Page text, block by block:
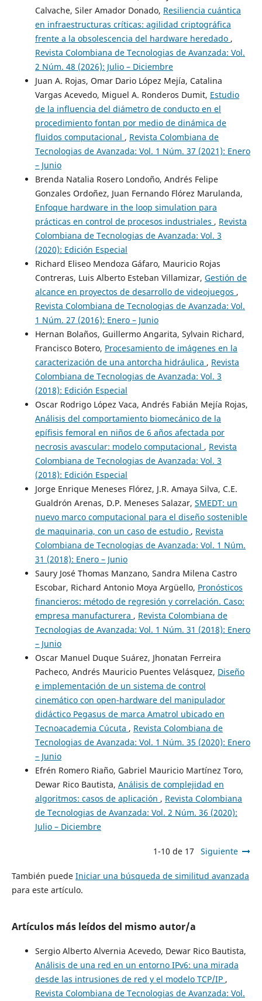
Calvache, Siler Amador Donado, Resiliencia cuántica
en infraestructuras críticas: agilidad criptográfica
frente a la obsolescencia del hardware heredado ,
Revista Colombiana de Tecnologias de Avanzada: Vol.
2 Núm. 48 (2026): Julio – Diciembre
Juan A. Rojas, Omar Dario López Mejía, Catalina
Vargas Acevedo, Miguel A. Ronderos Dumit, Estudio
de la influencia del diámetro de conducto en el
procedimiento fontan por medio de dinámica de
fluidos computacional , Revista Colombiana de
Tecnologias de Avanzada: Vol. 1 Núm. 37 (2021): Enero
– Junio
Brenda Natalia Rosero Londoño, Andrés Felipe
Gonzales Ordoñez, Juan Fernando Flórez Marulanda,
Enfoque hardware in the loop simulation para
prácticas en control de procesos industriales , Revista
Colombiana de Tecnologias de Avanzada: Vol. 3
(2020): Edición Especial
Richard Eliseo Mendoza Gáfaro, Mauricio Rojas
Contreras, Luis Alberto Esteban Villamizar, Gestión de
alcance en proyectos de desarrollo de videojuegos ,
Revista Colombiana de Tecnologias de Avanzada: Vol.
1 Núm. 27 (2016): Enero – Junio
Hernan Bolaños, Guillermo Angarita, Sylvain Richard,
Francisco Botero, Procesamiento de imágenes en la
caracterización de una antorcha hidráulica , Revista
Colombiana de Tecnologias de Avanzada: Vol. 3
(2018): Edición Especial
Oscar Rodrigo López Vaca, Andrés Fabián Mejía Rojas,
Análisis del comportamiento biomecánico de la
epífisis femoral en niños de 6 años afectada por
necrosis avascular: modelo computacional , Revista
Colombiana de Tecnologias de Avanzada: Vol. 3
(2018): Edición Especial
Jorge Enrique Meneses Flórez, J.R. Amaya Silva, C.E.
Gualdrón Arenas, D.P. Meneses Salazar, SMEDT: un
nuevo marco computacional para el diseño sostenible
de maquinaria, con un caso de estudio , Revista
Colombiana de Tecnologias de Avanzada: Vol. 1 Núm.
31 (2018): Enero – Junio
Saury José Thomas Manzano, Sandra Milena Castro
Escobar, Richard Antonio Moya Argüello, Pronósticos
financieros: método de regresión y correlación. Caso:
empresa manufacturera , Revista Colombiana de
Tecnologias de Avanzada: Vol. 1 Núm. 31 (2018): Enero
– Junio
Oscar Manuel Duque Suárez, Jhonatan Ferreira
Pacheco, Andrés Mauricio Puentes Velásquez, Diseño
e implementación de un sistema de control
cinemático con open-hardware del manipulador
didáctico Pegasus de marca Amatrol ubicado en
Tecnoacademia Cúcuta , Revista Colombiana de
Tecnologias de Avanzada: Vol. 1 Núm. 35 (2020): Enero
– Junio
Efrén Romero Riaño, Gabriel Mauricio Martínez Toro,
Dewar Rico Bautista, Análisis de complejidad en
algoritmos: casos de aplicación , Revista Colombiana
de Tecnologias de Avanzada: Vol. 2 Núm. 36 (2020):
Julio – Diciembre
1-10 de 17 Siguiente
También puede Iniciar una búsqueda de similitud avanzada
para este artículo.
Artículos más leídos del mismo autor/a
Sergio Alberto Alvernia Acevedo, Dewar Rico Bautista,
Análisis de una red en un entorno IPv6: una mirada
desde las intrusiones de red y el modelo TCP/IP ,
Revista Colombiana de Tecnologias de Avanzada: Vol.